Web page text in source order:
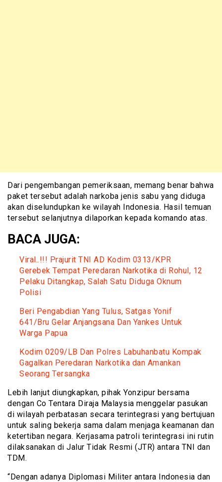
Dari pengembangan pemeriksaan, memang benar bahwa
paket tersebut adalah narkoba jenis sabu yang diduga
akan diselundupkan ke wilayah Indonesia. Hasil temuan
tersebut selanjutnya dilaporkan kepada komando atas.
BACA JUGA:
Viral..!!! Prajurit TNI AD Kodim 0313/KPR
Gerebek Tempat Peredaran Narkotika di Rohul, 12
Pelaku Ditangkap, Salah Satu Diduga Oknum
Polisi
Beri Pengabdian Yang Tulus, Satgas Yonif
641/Bru Gelar Anjangsana Dan Yankes Untuk
Warga Papua
Kodim 0209/LB Dan Polres Labuhanbatu Kompak
Gagalkan Peredaran Narkotika dan Amankan
Seorang Tersangka
Lebih lanjut diungkapkan, pihak Yonzipur bersama
dengan Co Tentara Diraja Malaysia menggelar pasukan
di wilayah perbatasan secara terintegrasi yang bertujuan
untuk saling bekerja sama dalam menjaga keamanan dan
ketertiban negara. Kerjasama patroli terintegrasi ini rutin
dilaksanakan di Jalur Tidak Resmi (JTR) antara TNI dan
TDM.
“Dengan adanya Diplomasi Militer antara Indonesia dan